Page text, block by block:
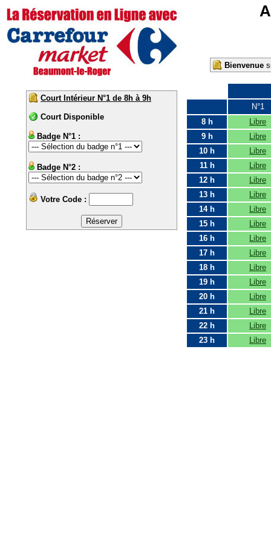
Bienvenue
Court Intérieur N°1 de 8h à 9h
Court Disponible
Badge N°1 :
Badge N°2 :
Votre Code :
N°1
8 h
Libre
9 h
Libre
10 h
Libre
11 h
Libre
12 h
Libre
13 h
Libre
14 h
Libre
15 h
Libre
16 h
Libre
17 h
Libre
18 h
Libre
19 h
Libre
20 h
Libre
21 h
Libre
22 h
Libre
23 h
Libre